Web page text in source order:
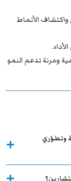
واكتشاف الأنماط
ومرنة تدعم النمو
وتطوّري